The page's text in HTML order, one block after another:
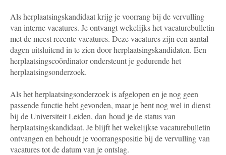
Als herplaatsingskandidaat krijg je voorrang bij de vervulling
van interne vacatures. Je ontvangt wekelijks het vacaturebulletin
met de meest recente vacatures. Deze vacatures zijn een aantal
dagen uitsluitend in te zien door herplaatsingskandidaten. Een
herplaatsingscoördinator ondersteunt je gedurende het
herplaatsingsonderzoek.
Als het herplaatsingsonderzoek is afgelopen en je nog geen
passende functie hebt gevonden, maar je bent nog wel in dienst
bij de Universiteit Leiden, dan houd je de status van
herplaatsingskandidaat. Je blijft het wekelijkse vacaturebulletin
ontvangen en behoudt je voorrangspositie bij de vervulling van
vacatures tot de datum van je ontslag.